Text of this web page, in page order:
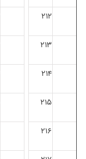
۲۱۲
۲۱۳
۲۱۴
۲۱۵
۲۱۶